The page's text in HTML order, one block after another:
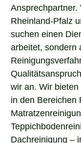
Ansprechpartner.
Rheinland-Pfalz
suchen einen
arbeitet, sondern
wir an. Wir
in den Bereichen
Dachreinigung –